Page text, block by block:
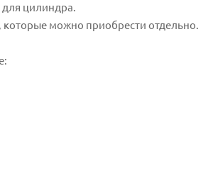
цилиндра.
которые можно приобрести отдельно.